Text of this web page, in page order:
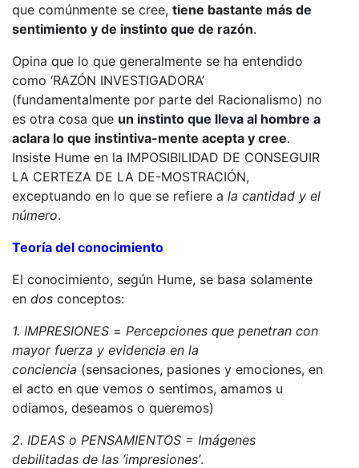
que comúnmente se cree, tiene bastante más de
sentimiento y de instinto que de razón.
Opina que lo que generalmente se ha entendido
como ‘RAZÓN INVESTIGADORA’
(fundamentalmente por parte del Racionalismo) no
es otra cosa que un instinto que lleva al hombre a
aclara lo que instintiva-mente acepta y cree.
Insiste Hume en la IMPOSIBILIDAD DE CONSEGUIR
LA CERTEZA DE LA DE-MOSTRACIÓN,
exceptuando en lo que se refiere a la cantidad y el
número.
Teoría del conocimiento
El conocimiento, según Hume, se basa solamente
en dos conceptos:
1. IMPRESIONES = Percepciones que penetran con
mayor fuerza y evidencia en la
conciencia (sensaciones, pasiones y emociones, en
el acto en que vemos o sentimos, amamos u
odiamos, deseamos o queremos)
2. IDEAS o PENSAMIENTOS = Imágenes
debilitadas de las ‘impresiones’.